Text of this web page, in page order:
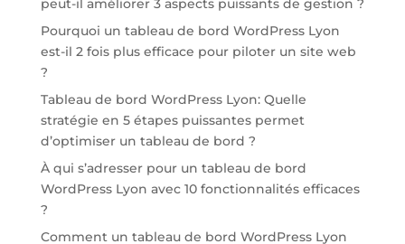
peut-il améliorer 3 aspects puissants de gestion ?
Pourquoi un tableau de bord WordPress Lyon
est-il 2 fois plus efficace pour piloter un site web
?
Tableau de bord WordPress Lyon: Quelle
stratégie en 5 étapes puissantes permet
d’optimiser un tableau de bord ?
À qui s’adresser pour un tableau de bord
WordPress Lyon avec 10 fonctionnalités efficaces
?
Comment un tableau de bord WordPress Lyon